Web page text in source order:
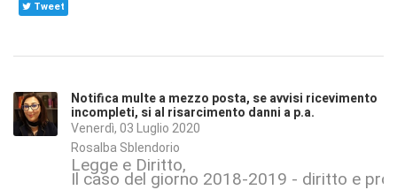
Tweet
Notifica multe a mezzo posta, se avvisi ricevimento
incompleti, si al risarcimento danni a p.a.
Venerdì, 03 Luglio 2020
Rosalba Sblendorio
Legge e Diritto
Il caso del giorno 2018-2019 - diritto e